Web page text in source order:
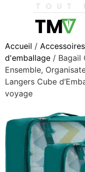
TOUT
Accueil /
d'emballage / Bagail
Ensemble,
Langers Cube
voyage